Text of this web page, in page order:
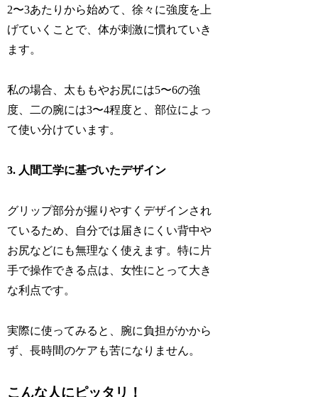
2〜3あたりから始めて、徐々に強度を上
げていくことで、体が刺激に慣れていき
ます。
私の場合、太ももやお尻には5〜6の強
度、二の腕には3〜4程度と、部位によっ
て使い分けています。
3. 人間工学に基づいたデザイン
グリップ部分が握りやすくデザインされ
ているため、自分では届きにくい背中や
お尻などにも無理なく使えます。特に片
手で操作できる点は、女性にとって大き
な利点です。
実際に使ってみると、腕に負担がかから
ず、長時間のケアも苦になりません。
こんな人にピッタリ！